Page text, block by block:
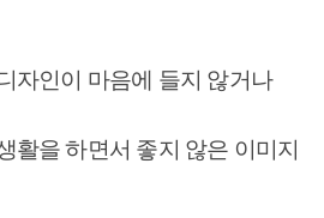
자인이 마음에 들지 않거나
활을 하면서 좋지 않은 이미지